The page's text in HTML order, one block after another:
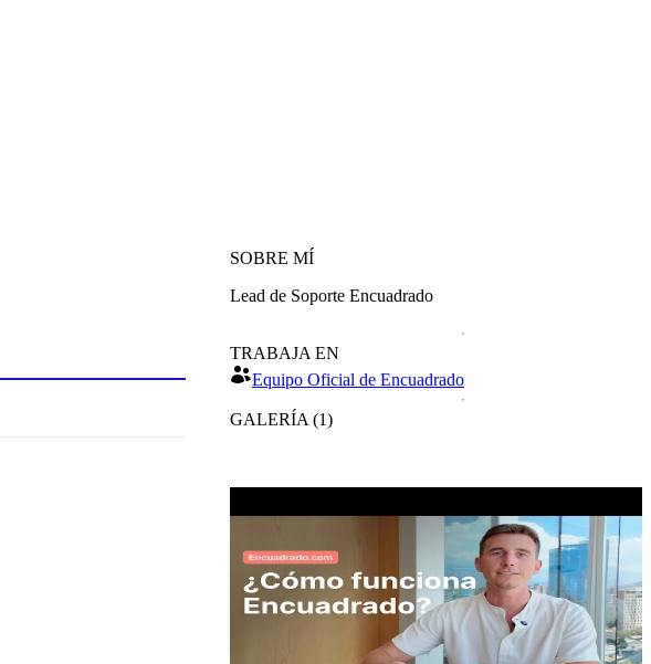
SOBRE MÍ
Lead de Soporte Encuadrado
TRABAJA EN
Equipo Oficial de Encuadrado
GALERÍA (1)